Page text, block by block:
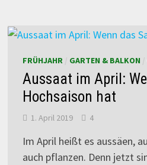
FRÜHJAHR/ GARTEN & BALKON
Aussaat im April:
Hochsaison hat
1. April 2019 4
Im April heißt es aussäen,
auch pflanzen. Denn jetzt